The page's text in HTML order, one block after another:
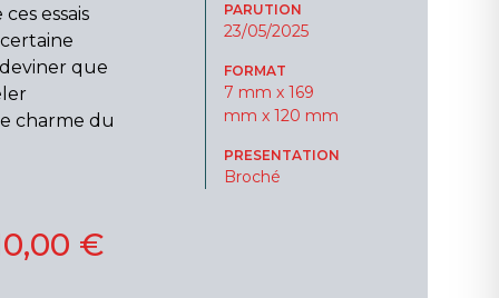
essais
que
charme du
PARUTION
23/05/2025
FORMAT
7 mm x 169
mm x 120 mm
PRESENTATION
Broché
€